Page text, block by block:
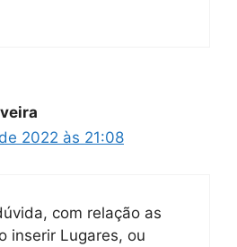
2022 às 21:08
com relação as
inserir Lugares, ou